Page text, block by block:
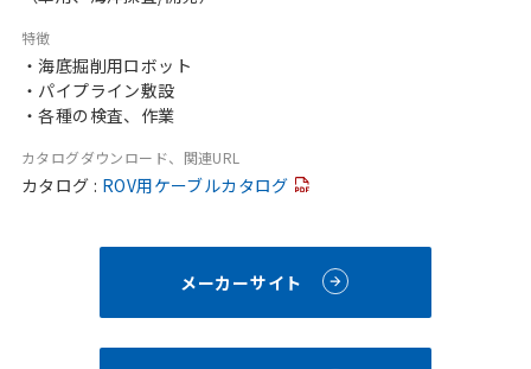
特徴
・海底掘削用ロボット
・パイプライン敷設
・各種の検査、作業
カタログダウンロード、関連URL
カタログ : ROV用ケーブルカタログ
メーカーサイト